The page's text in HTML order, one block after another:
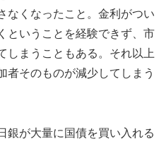
なくなったこと。金利がつい
ということを経験できず、市
しまうこともある。それ以上
者そのものが減少してしまう
銀が大量に国債を買い入れる